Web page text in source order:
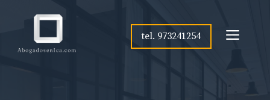
content
tel. 973241254